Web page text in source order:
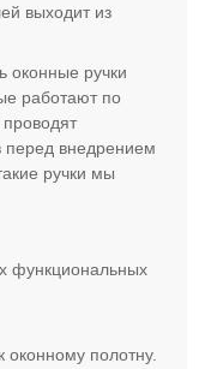
выходит из
оконные ручки
работают по
перед внедрением
ручки мы
функциональных
оконному полотну.